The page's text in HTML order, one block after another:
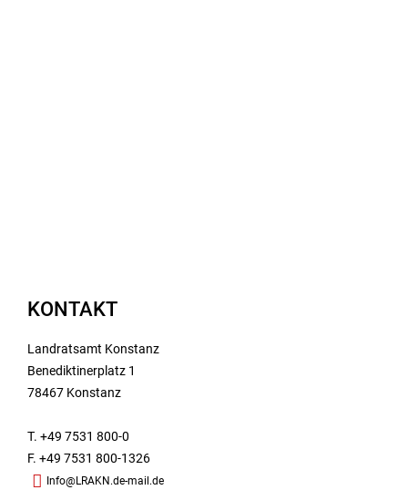
KONTAKT
Landratsamt Konstanz
Benediktinerplatz 1
78467 Konstanz
T. +49 7531 800-0
F. +49 7531 800-1326
Info@LRAKN.de-mail.de